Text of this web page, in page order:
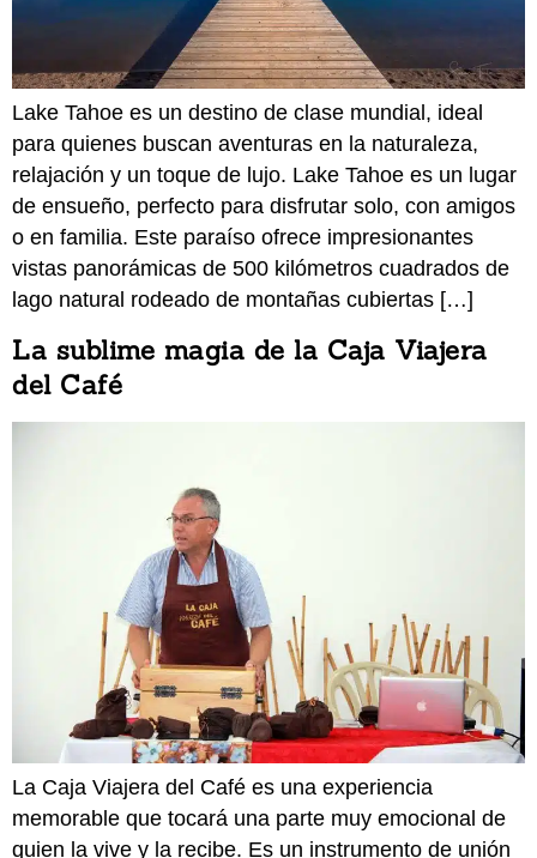
Lake Tahoe es un destino de clase mundial, ideal
para quienes buscan aventuras en la naturaleza,
relajación y un toque de lujo. Lake Tahoe es un lugar
de ensueño, perfecto para disfrutar solo, con amigos
o en familia. Este paraíso ofrece impresionantes
vistas panorámicas de 500 kilómetros cuadrados de
lago natural rodeado de montañas cubiertas […]
La sublime magia de la Caja Viajera
del Café
La Caja Viajera del Café es una experiencia
memorable que tocará una parte muy emocional de
quien la vive y la recibe. Es un instrumento de unión